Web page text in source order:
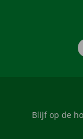
Blijf op de